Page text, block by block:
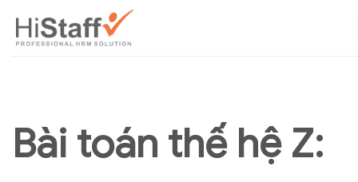
Bài toán thế hệ Z: